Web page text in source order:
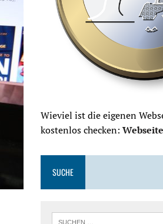
Wieviel ist die eigenen
kostenlos checken:
SUCHE